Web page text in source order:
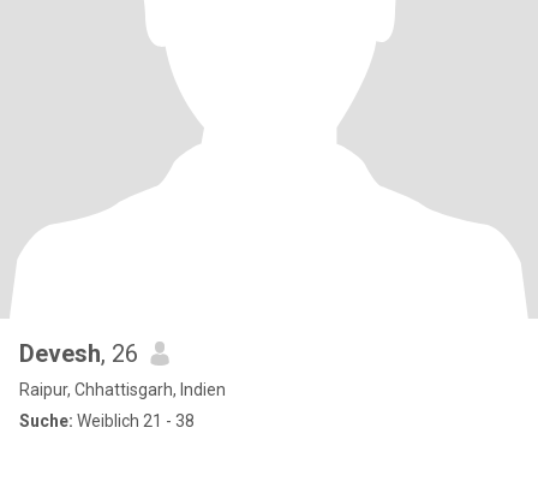
Devesh, 26
Raipur, Chhattisgarh, Indien
Suche: Weiblich 21 - 38